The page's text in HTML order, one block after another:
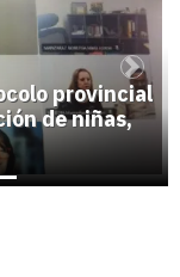
provincial
de niñas,
Next